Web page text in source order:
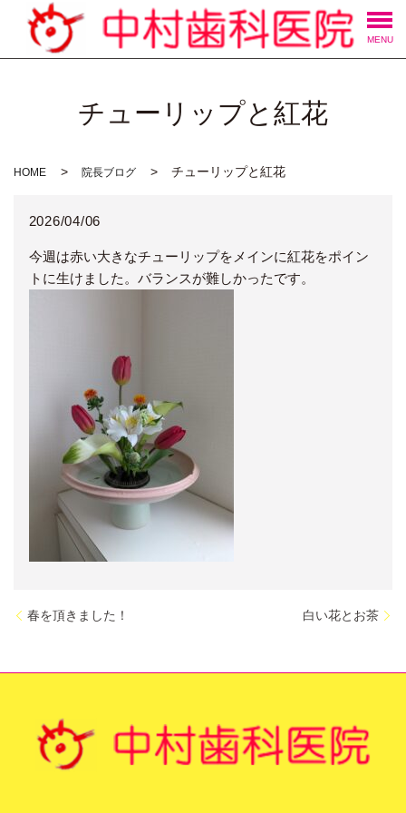
MENU
チューリップと紅花
HOME 院長ブログ チューリップと紅花
2026/04/06
今週は赤い大きなチューリップをメインに紅花をポイン
トに生けました。バランスが難しかったです。
春を頂きました！ 白い花とお茶